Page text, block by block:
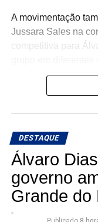
A movimentação
Jussara Sales na
competitiva para
Com a chegada de
com a juventude e
DESTAQUE
Álvaro
governo
Grande do